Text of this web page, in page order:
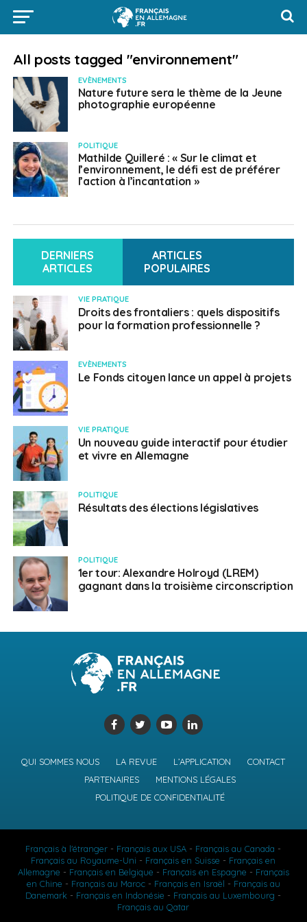
All posts tagged "environnement"
EVÈNEMENTS
Nature future sera le thème de la Jeune
photographie européenne
POLITIQUE
Mathilde Quilleré : « Sur le climat et
l’environnement, le défi est de préférer
l’action à l’incantation »
DERNIERS
ARTICLES
ARTICLES
POPULAIRES
VIE PRATIQUE
Droits des frontaliers : quels dispositifs
pour la formation professionnelle ?
EVÈNEMENTS
Le Fonds citoyen lance un appel à projets
VIE PRATIQUE
Un nouveau guide interactif pour étudier
et vivre en Allemagne
POLITIQUE
Résultats des élections législatives
POLITIQUE
1er tour: Alexandre Holroyd (LREM)
gagnant dans la troisième circonscription
QUI SOMMES NOUS LA REVUE L’APPLICATION
CONTACT
PARTENAIRES
MENTIONS LÉGALES
POLITIQUE DE CONFIDENTIALITÉ
Français à l'étranger - Français aux USA - Français au Canada -
Français au Royaume-Uni - Français en Suisse - Français en
Allemagne - Français en Belgique - Français en Espagne - Français
en Chine - Français au Maroc- Français en Israël - Français au
Danemark - Français en Indonésie - Français au Luxembourg -
Français au Qatar